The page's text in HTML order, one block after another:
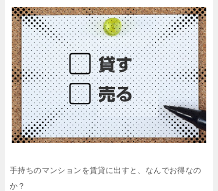
手持ちのマンションを賃貸に出すと、なんでお得なの
か？